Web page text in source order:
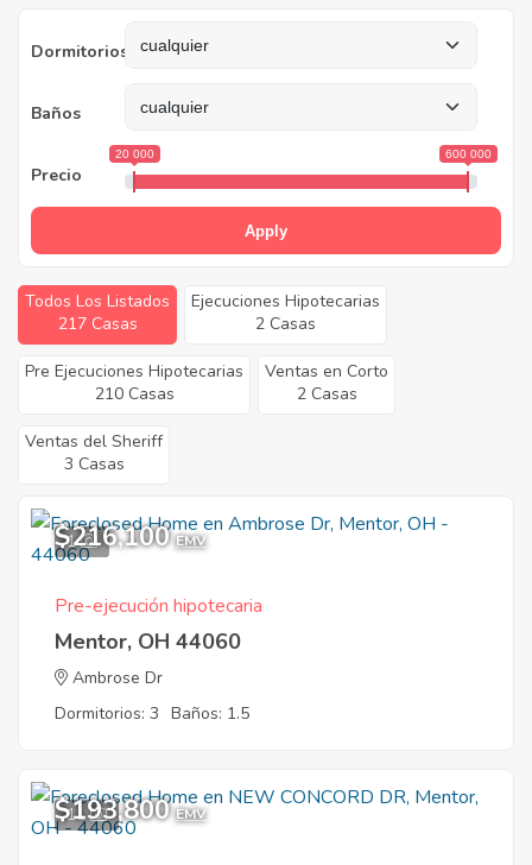
Dormitorios
Baños
Precio
20 000 600 000
Apply
Todos Los Listados
217 Casas
Ejecuciones Hipotecarias
2 Casas
Pre Ejecuciones Hipotecarias
210 Casas
Ventas en Corto
2 Casas
Ventas del Sheriff
3 Casas
1
$216,100 EMV
Pre-ejecución hipotecaria
Mentor, OH 44060
Ambrose Dr
Dormitorios: 3 Baños: 1.5
11
$193,800 EMV